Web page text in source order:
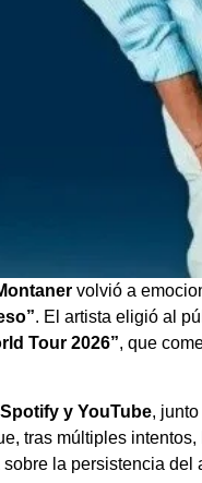
volvió a
. El artista eligió al
Tour 2026”, que
Spotify y YouTube,
tras múltiples
la persistencia